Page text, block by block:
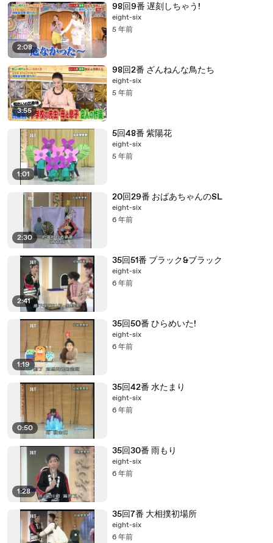
2:08
98回9番 遅刻しちゃう!
eight-six
5 年前
3:55
98回2番 ざんねんな鳥たち
eight-six
5 年前
1:01
5回48番 紫陽花
eight-six
5 年前
2:30
20回29番 おばあちゃんのSL
eight-six
6 年前
2:41
35回51番 ブラック&ブラック
eight-six
6 年前
1:19
35回50番 ひらめいた!
eight-six
6 年前
0:50
35回42番 水たまり
eight-six
6 年前
1:28
35回30番 雨もり
eight-six
6 年前
35回7番 大相撲初場所
eight-six
6 年前